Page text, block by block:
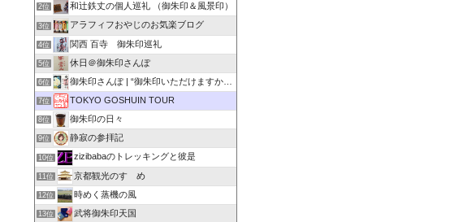
2位 和辻鉄丈の個人巡礼 （御朱印＆風景印）
3位 アラフィフおやじのお気楽ブログ
4位 関西 百寺 御朱印巡礼
5位 休日＠御朱印さんぽ
6位 御朱印さんぽ | “御朱印いただけますか”のひと言から始ま…
7位 TOKYO GOSHUIN TOUR
8位 御朱印の日々
9位 静寂の参拝記
10位 zizibabaのトレッキングと彼是
11位 京都観光のすゝめ
12位 時めく蒸機の風
13位 武将御朱印天国